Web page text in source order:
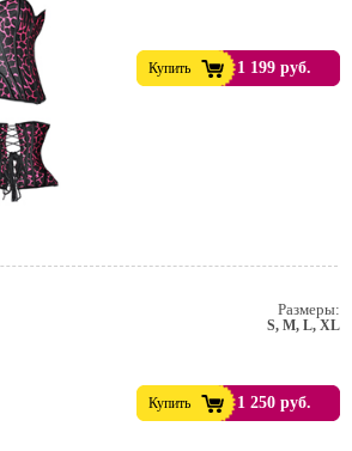
Купить 1 199 руб.
Размеры:
S, M, L, XL
Купить 1 250 руб.